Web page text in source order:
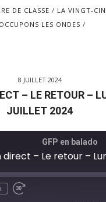
DE CLASSE
LA VINGT-
OCCUPONS LES ONDES
8 JUILLET 2024
– LE RETOUR –
JUILLET 2024
GFP en balado